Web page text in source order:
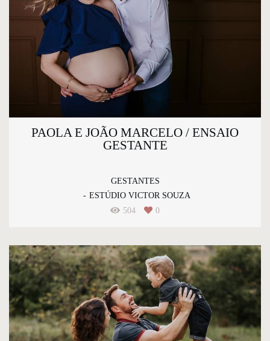
PAOLA E JOÃO MARCELO / ENSAIO
GESTANTE
GESTANTES
ESTÚDIO VICTOR SOUZA
504
0